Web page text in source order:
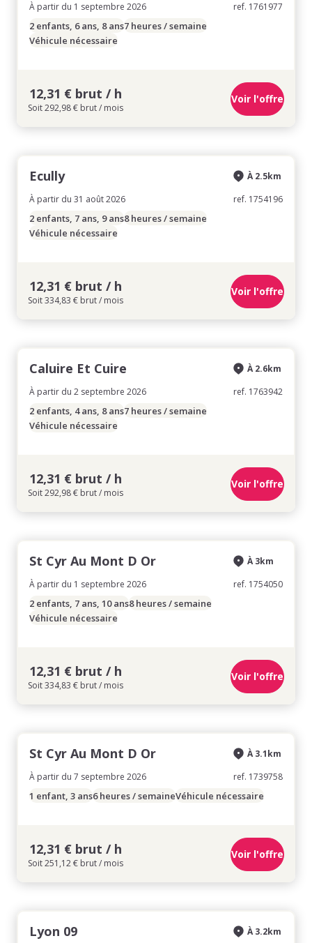
À partir du 1 septembre 2026
ref. 1761977
2 enfants, 6 ans, 8 ans7 heures / semaine
Véhicule nécessaire
12,31 € brut / h
Soit 292,98 € brut / mois
Voir l'offre
Ecully
À partir du 31 août 2026
À 2.5km
ref. 1754196
2 enfants, 7 ans, 9 ans8 heures / semaine
Véhicule nécessaire
12,31 € brut / h
Soit 334,83 € brut / mois
Voir l'offre
Caluire Et Cuire
À partir du 2 septembre 2026
À 2.6km
ref. 1763942
2 enfants, 4 ans, 8 ans7 heures / semaine
Véhicule nécessaire
12,31 € brut / h
Soit 292,98 € brut / mois
Voir l'offre
St Cyr Au Mont D Or
À partir du 1 septembre 2026
À 3km
ref. 1754050
2 enfants, 7 ans, 10 ans8 heures / semaine
Véhicule nécessaire
12,31 € brut / h
Soit 334,83 € brut / mois
Voir l'offre
St Cyr Au Mont D Or
À partir du 7 septembre 2026
À 3.1km
ref. 1739758
1 enfant, 3 ans6 heures / semaineVéhicule nécessaire
12,31 € brut / h
Soit 251,12 € brut / mois
Voir l'offre
Lyon 09
À 3.2km